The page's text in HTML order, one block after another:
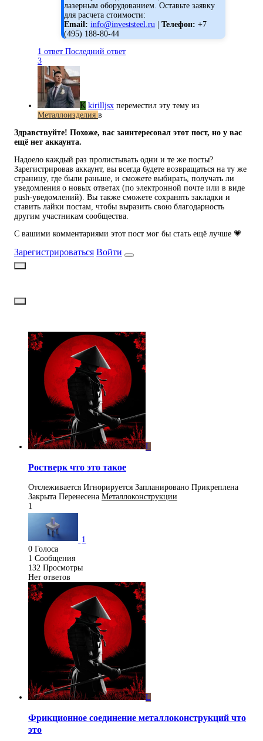
лазерным оборудованием. Оставьте заявку
для расчета стоимости:
Email: info@investsteel.ru Телефон: +7
(495) 188-80-44
1 ответ Последний ответ
3
K kirilljsx переместил эту тему из
Металлоизделия в
Здравствуйте! Похоже, вас заинтересовал этот пост, но у вас
ещё нет аккаунта.
Надоело каждый раз пролистывать одни и те же посты?
Зарегистрировав аккаунт, вы всегда будете возвращаться на ту же
страницу, где были раньше, и сможете выбирать, получать ли
уведомления о новых ответах (по электронной почте или в виде
push-уведомлений). Вы также сможете сохранять закладки и
ставить лайки постам, чтобы выразить свою благодарность
другим участникам сообщества.
С вашими комментариями этот пост мог бы стать ещё лучше 💗
Зарегистрироваться Войти
L
Ростверк что это такое
Отслеживается Игнорируется Запланировано Прикреплена
Закрыта Перенесена Металлоконструкции
1
1
0 Голоса
1 Сообщения
132 Просмотры
Нет ответов
L
Фрикционное соединение металлоконструкций что
это